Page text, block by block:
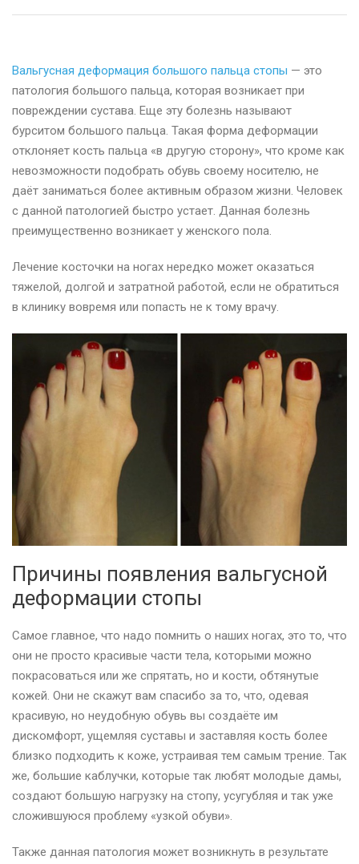
Вальгусная деформация большого пальца стопы — это
патология большого пальца, которая возникает при
повреждении сустава. Еще эту болезнь называют
бурситом большого пальца. Такая форма деформации
отклоняет кость пальца «в другую сторону», что кроме как
невозможности подобрать обувь своему носителю, не
даёт заниматься более активным образом жизни. Человек
с данной патологией быстро устает. Данная болезнь
преимущественно возникает у женского пола.
Лечение косточки на ногах нередко может оказаться
тяжелой, долгой и затратной работой, если не обратиться
в клинику вовремя или попасть не к тому врачу.
Причины появления вальгусной
деформации стопы
Самое главное, что надо помнить о наших ногах, это то, что
они не просто красивые части тела, которыми можно
покрасоваться или же спрятать, но и кости, обтянутые
кожей. Они не скажут вам спасибо за то, что, одевая
красивую, но неудобную обувь вы создаёте им
дискомфорт, ущемляя суставы и заставляя кость более
близко подходить к коже, устраивая тем самым трение. Так
же, большие каблучки, которые так любят молодые дамы,
создают большую нагрузку на стопу, усугубляя и так уже
сложившуюся проблему «узкой обуви».
Также данная патология может возникнуть в результате